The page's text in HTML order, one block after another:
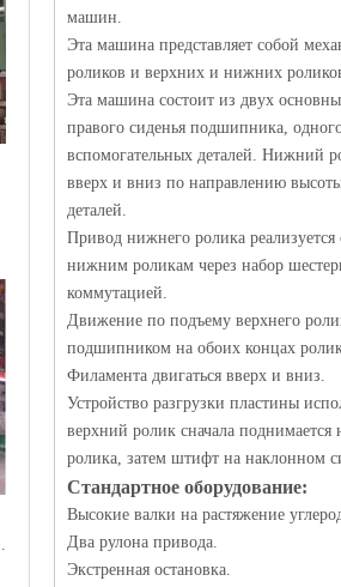
валком W11S
машин.
Эта машина представляет собой
роликов и верхних и нижних
Эта машина состоит из двух
правого сиденья подшипника,
вспомогательных деталей. Нижний
вверх и вниз по направлению
деталей.
Привод нижнего ролика
нижним роликам через набор
коммутацией.
Движение по подъему верхнего
подшипником на обоих концах
Филамента двигаться вверх и вниз.
Устройство разгрузки пластины
верхний ролик сначала поднимается
ролика, затем штифт на наклонном
Стандартное оборудование:
Высокие валки на растяжение
Два рулона привода.
Экстренная остановка.